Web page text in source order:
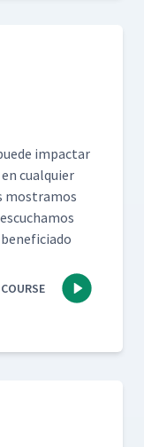
impactar
cualquier
mostramos